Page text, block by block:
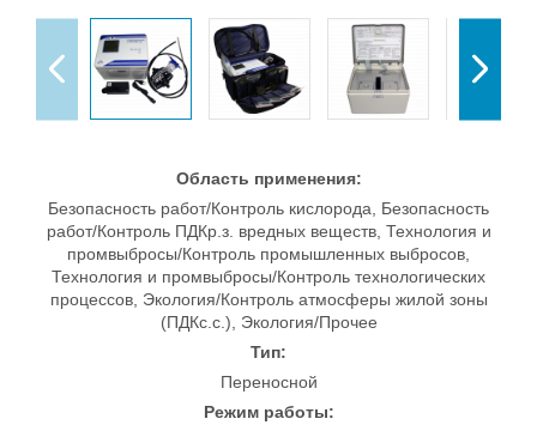
Область применения:
Безопасность работ/Контроль кислорода, Безопасность
работ/Контроль ПДКр.з. вредных веществ, Технология и
промвыбросы/Контроль промышленных выбросов,
Технология и промвыбросы/Контроль технологических
процессов, Экология/Контроль атмосферы жилой зоны
(ПДКс.с.), Экология/Прочее
Тип:
Переносной
Режим работы: